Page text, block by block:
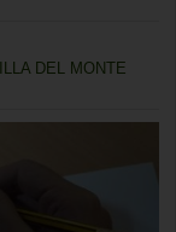
DEL MONTE